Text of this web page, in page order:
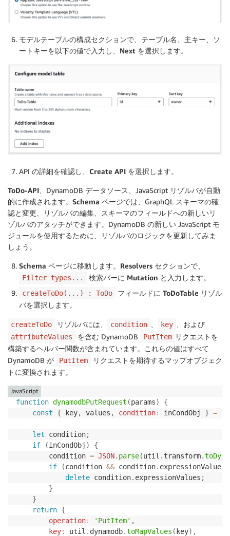
モデルテーブルの構成セクションで、テーブル名、主キー、ソ
ートキーを以下の値で入力し、 Next を選択します。
API の詳細を確認し、 Create API を選択します。
ToDo-API 、DynamoDB データソース、JavaScript リゾルバが自動
的に作成されます。 Schema ページでは、GraphQL スキーマの確
認と変更、リゾルバの編集、スキーマのフィールドへの新しいリ
ゾルバのアタッチができます。DynamoDB の新しい JavaScript モ
ジュールを使用するために、リゾルバのロジックを更新してみま
しょう。
Schema ページに移動します。 Resolvers セクションで、
Filter types... 検索バーに Mutation と入力します。
createToDo(...) : ToDo フィールドに ToDoTable リゾル
バを選択します。
createToDo リゾルバには、 condition key 、および
attributeValues を含む DynamoDB PutItem リクエストを
構築するヘルパー関数が含まれています。これらの値はすべて
DynamoDB が
PutItem
リクエストを期待するマップオブジェク
トに変換されます。
function dynamodbPutRequest (params)
{
const
{ key, values , condition: inCondObj } =
let condition;
if
(inCondObj )
{
        condition
= JSON. parse(util . transform.
if
(condition && condition. expressionValues
delete condition. expressionValues ;
}
}
return {
operation: 'PutItem' ,
key: util . dynamodb.toMapValues ( key) ,
JavaScript